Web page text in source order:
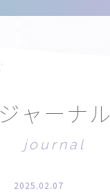
ジ ャ ーナル
jo urna l
2025.02.07